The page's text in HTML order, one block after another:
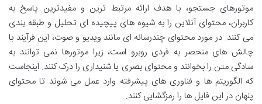
موتورهای جستجو، با هدف ارائه مرتبط ترین و مفیدترین پاسخ به
کاربران، محتوای آنلاین را به شیوه های پیچیده ای تحلیل و طبقه بندی
می کنند. در مورد محتوای چندرسانه ای مانند ویدیو و صوت، این فرآیند با
چالش های منحصر به فردی روبرو است، زیرا موتورها نمی توانند به
سادگی متن را بخوانند و محتوای بصری یا شنیداری را درک کنند. اینجاست
که الگوریتم ها و فناوری های پیشرفته وارد عمل می شوند تا محتوای
پنهان در این فایل ها را رمزگشایی کنند.